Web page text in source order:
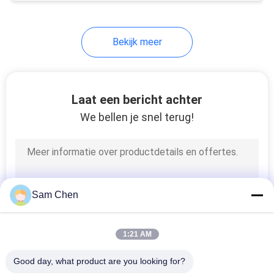
De Vrouwelijke
rj45 vrouwelijke
schakelaar
Bekijk meer
Laat een bericht achter
We bellen je snel terug!
Sam Chen
1:21 AM
Good day, what product are you looking for?